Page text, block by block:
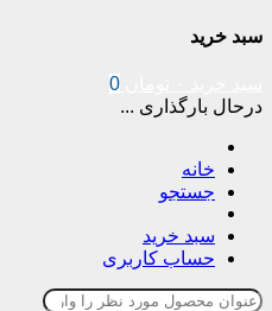
سبد خرید
0
درحال بارگذاری ...
خانه
جستجو
سبد خرید
حساب کاربری